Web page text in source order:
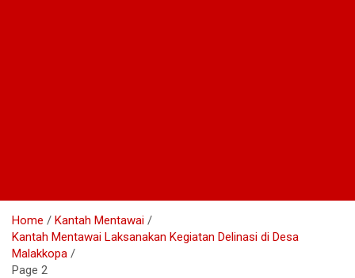
Home
Kantah Mentawai
Kantah Mentawai Laksanakan Kegiatan Delinasi di Desa
Malakkopa
Page 2